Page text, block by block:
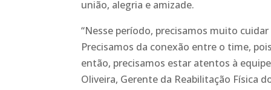
união, alegria e amizade.
“Nesse período, precisamos muito
Precisamos da conexão entre o time,
então, precisamos estar atentos à
Oliveira, Gerente da Reabilitação Física